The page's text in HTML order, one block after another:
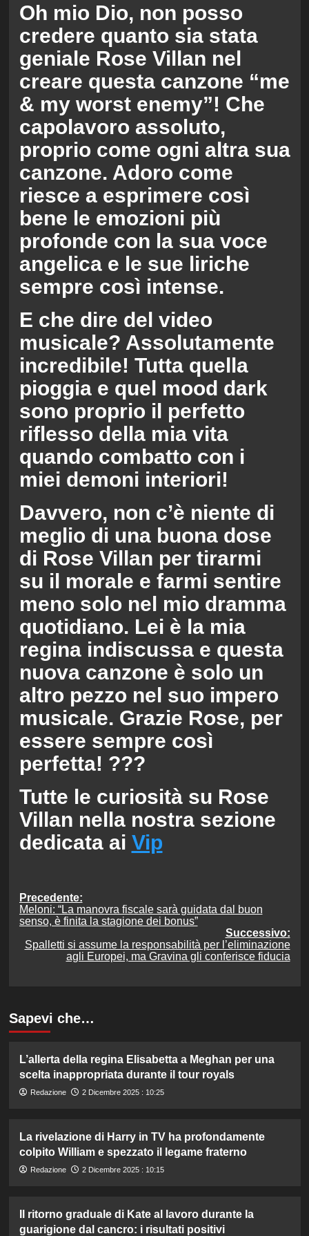
Oh mio Dio, non posso
credere quanto sia stata
geniale Rose Villan nel
creare questa canzone “me
& my worst enemy”! Che
capolavoro assoluto,
proprio come ogni altra sua
canzone. Adoro come
riesce a esprimere così
bene le emozioni più
profonde con la sua voce
angelica e le sue liriche
sempre così intense.
E che dire del video
musicale? Assolutamente
incredibile! Tutta quella
pioggia e quel mood dark
sono proprio il perfetto
riflesso della mia vita
quando combatto con i
miei demoni interiori!
Davvero, non c’è niente di
meglio di una buona dose
di Rose Villan per tirarmi
su il morale e farmi sentire
meno solo nel mio dramma
quotidiano. Lei è la mia
regina indiscussa e questa
nuova canzone è solo un
altro pezzo nel suo impero
musicale. Grazie Rose, per
essere sempre così
perfetta! ?️??
Tutte le curiosità su Rose
Villan nella nostra sezione
dedicata ai Vip
Navigazione
articolo
Precedente:
Meloni: “La manovra fiscale sarà guidata dal buon
senso, è finita la stagione dei bonus”
Successivo:
Spalletti si assume la responsabilità per l’eliminazione
agli Europei, ma Gravina gli conferisce fiducia
Sapevi che…
L’allerta della regina Elisabetta a Meghan per una
scelta inappropriata durante il tour royals
Redazione 2 Dicembre 2025 : 10:25
La rivelazione di Harry in TV ha profondamente
colpito William e spezzato il legame fraterno
Redazione 2 Dicembre 2025 : 10:15
Il ritorno graduale di Kate al lavoro durante la
guarigione dal cancro: i risultati positivi